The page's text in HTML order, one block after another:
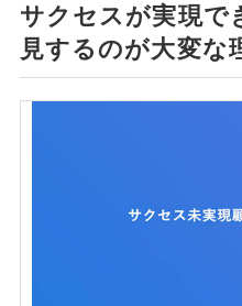
サクセスが実現で
見するのが大変な